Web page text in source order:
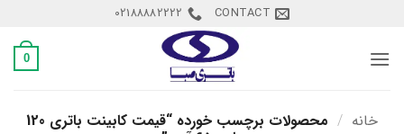
content
CONTACT
02188882222
0
خانه / محصولات برچسب خورده “قیمت کابینت باتری 120